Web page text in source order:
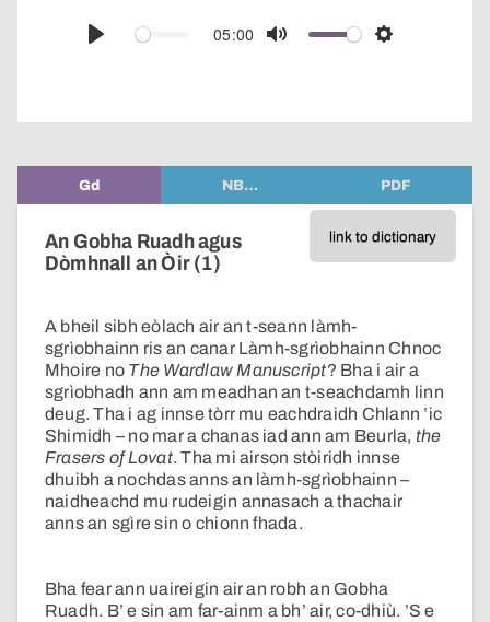
Play
05:00
Mute Settings
Gd NB… PDF
link to dictionary
An Gobha Ruadh agus
Dòmhnall an Òir (1)
A bheil sibh eòlach air an t-seann làmh-
sgrìobhainn ris an canar Làmh-sgrìobhainn Chnoc
Mhoire no The Wardlaw Manuscript? Bha i air a
sgrìobhadh ann am meadhan an t-seachdamh linn
deug. Tha i ag innse tòrr mu eachdraidh Chlann ’ic
Shimidh – no mar a chanas iad ann am Beurla, the
Frasers of Lovat. Tha mi airson stòiridh innse
dhuibh a nochdas anns an làmh-sgrìobhainn –
naidheachd mu rudeigin annasach a thachair
anns an sgìre sin o chionn fhada.
Bha fear ann uaireigin air an robh an Gobha
Ruadh. B’ e sin am far-ainm a bh’ air, co-dhiù. ’S e